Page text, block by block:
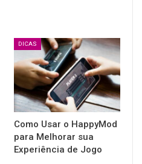
DICAS
Como Usar o HappyMod
para Melhorar sua
Experiência de Jogo